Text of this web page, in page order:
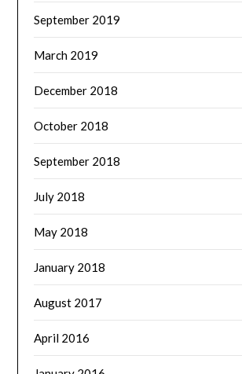
September 2019
March 2019
December 2018
October 2018
September 2018
July 2018
May 2018
January 2018
August 2017
April 2016